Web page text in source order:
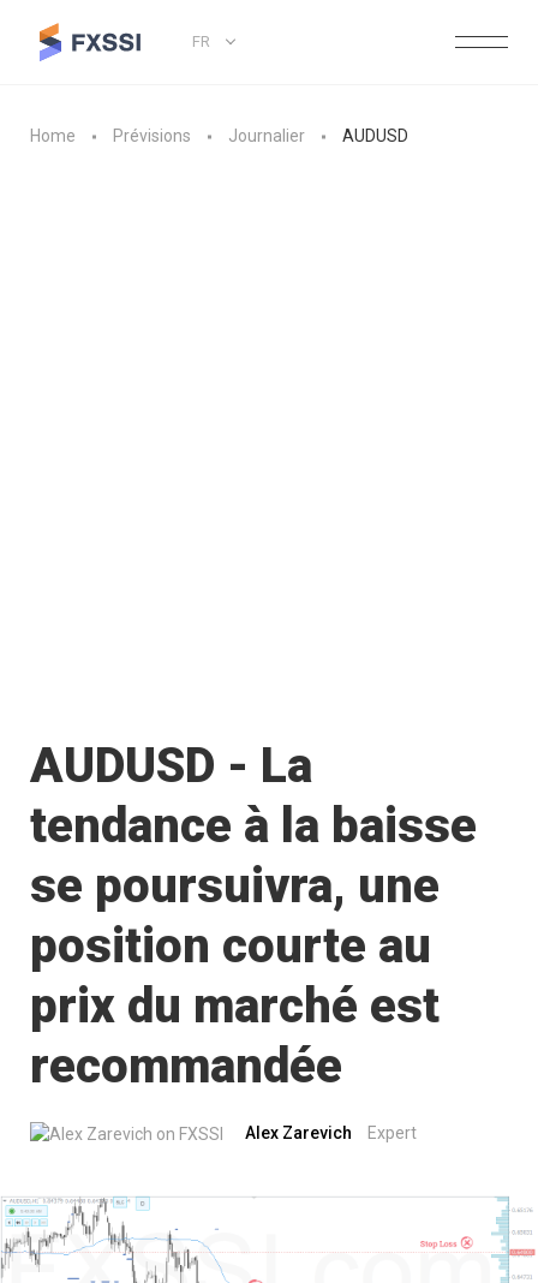
FR
Home Prévisions Journalier AUDUSD
AUDUSD - La
tendance à la baisse
se poursuivra, une
position courte au
prix du marché est
recommandée
Alex Zarevich Expert